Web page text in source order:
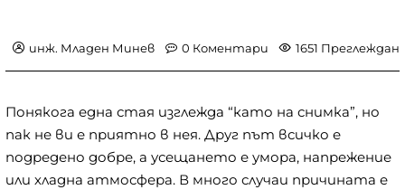
инж. Младен Минев 0 Коментари 1651
Понякога една стая изглежда “като на снимка”, но
пак не ви е приятно в нея. Друг път всичко е
подредено добре, а усещането е умора, напрежение
или хладна атмосфера. В много случаи причината е